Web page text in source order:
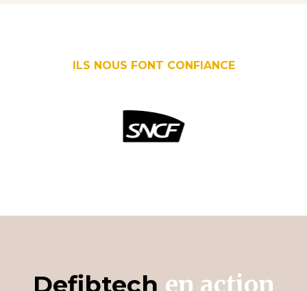
ILS NOUS FONT CONFIANCE
Defibtech en action